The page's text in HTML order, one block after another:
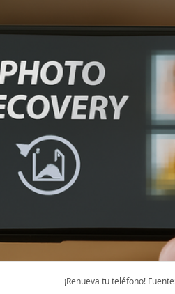
¡Renueva tu teléfono!